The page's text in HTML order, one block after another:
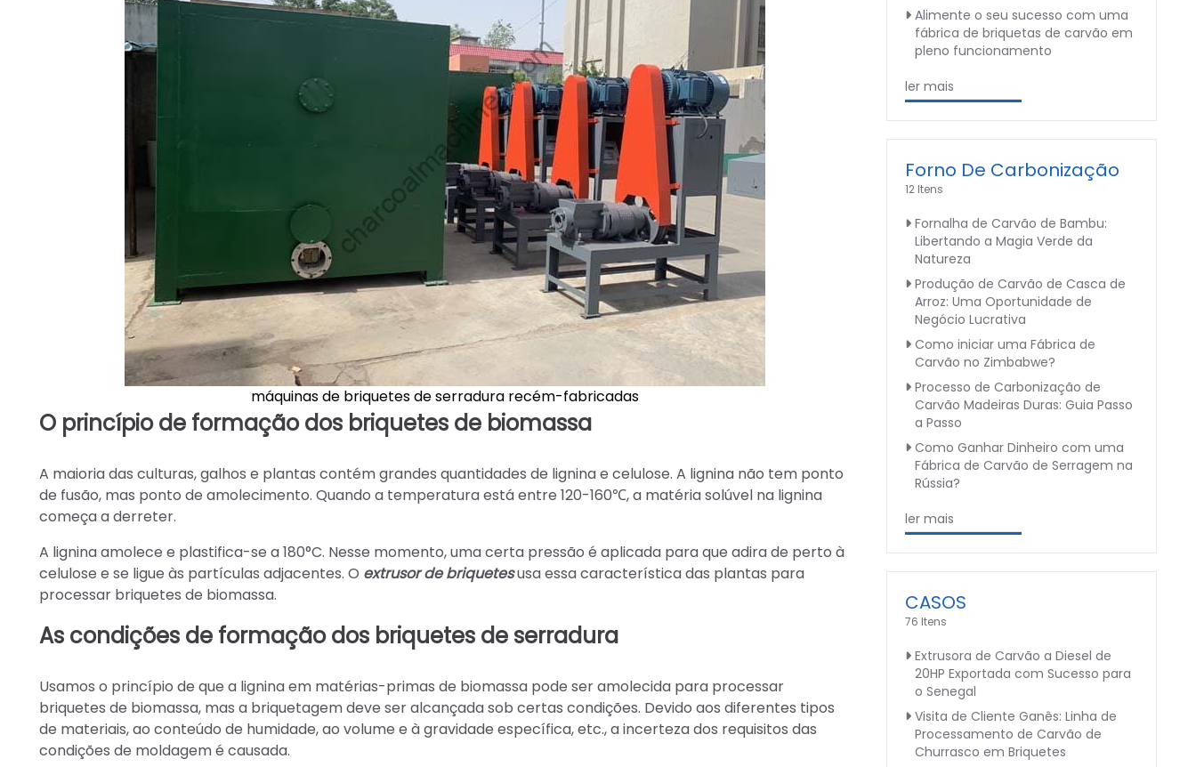
máquinas de briquetes de serradura recém-fabricadas
O princípio de formação dos briquetes de biomassa
A maioria das culturas, galhos e plantas contém grandes quantidades de lignina e celulose. A lignina não tem ponto
de fusão, mas ponto de amolecimento. Quando a temperatura está entre 120-160℃, a matéria solúvel na lignina
começa a derreter.
A lignina amolece e plastifica-se a 180°C. Nesse momento, uma certa pressão é aplicada para que adira de perto à
celulose e se ligue às partículas adjacentes. O extrusor de briquetesusa essa característica das plantas para
processar briquetes de biomassa.
As condições de formação dos briquetes de serradura
Usamos o princípio de que a lignina em matérias-primas de biomassa pode ser amolecida para processar
briquetes de biomassa, mas a briquetagem deve ser alcançada sob certas condições. Devido aos diferentes tipos
de materiais, ao conteúdo de humidade, ao volume e à gravidade específica, etc., a incerteza dos requisitos das
condições de moldagem é causada.
Alimente o seu sucesso com uma
fábrica de briquetas de carvão em
pleno funcionamento
ler mais
Forno De Carbonização
12 Itens
Fornalha de Carvão de Bambu:
Libertando a Magia Verde da
Natureza
Produção de Carvão de Casca de
Arroz: Uma Oportunidade de
Negócio Lucrativa
Como iniciar uma Fábrica de
Carvão no Zimbabwe?
Processo de Carbonização de
Carvão Madeiras Duras: Guia Passo
a Passo
Como Ganhar Dinheiro com uma
Fábrica de Carvão de Serragem na
Rússia?
ler mais
CASOS
76 Itens
Extrusora de Carvão a Diesel de
20HP Exportada com Sucesso para
o Senegal
Visita de Cliente Ganês: Linha de
Processamento de Carvão de
Churrasco em Briquetes